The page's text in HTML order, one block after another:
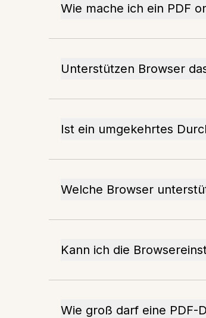
Wie mache ich ein PDF
Unterstützen Browser
Ist ein umgekehrtes
Welche Browser
Kann ich die
Wie groß darf eine PDF-